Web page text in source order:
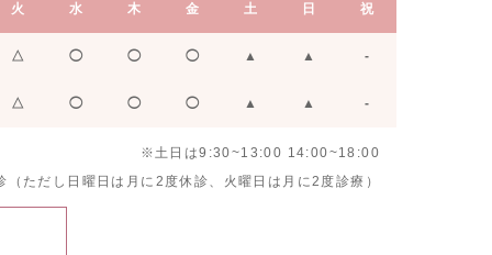
火 水 木 金 土 日 祝
△ ◯ ◯ ◯ ▲ ▲ -
△ ◯ ◯ ◯ ▲ ▲ -
※土日は9:30~13:00 14:00~18:00
ただし日曜日は月に2度休診、火曜日は月に2度診療）